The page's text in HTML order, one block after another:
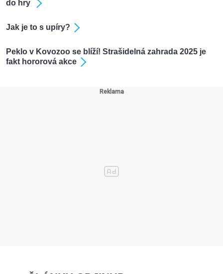
do hry
Jak je to s upíry?
Peklo v Kovozoo se blíží! Strašidelná zahrada 2025 je
fakt hororová akce